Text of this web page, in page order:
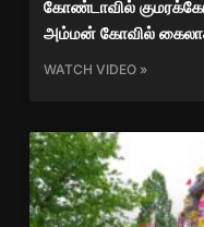
கோண்டாவில்
அம்மன் கோவில்
WATCH VIDEO »